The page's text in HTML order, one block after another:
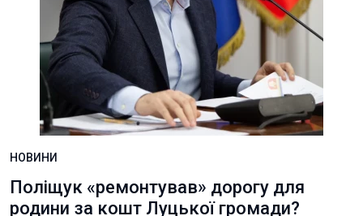
НОВИНИ
Поліщук «ремонтував» дорогу для
родини за кошт Луцької громади?